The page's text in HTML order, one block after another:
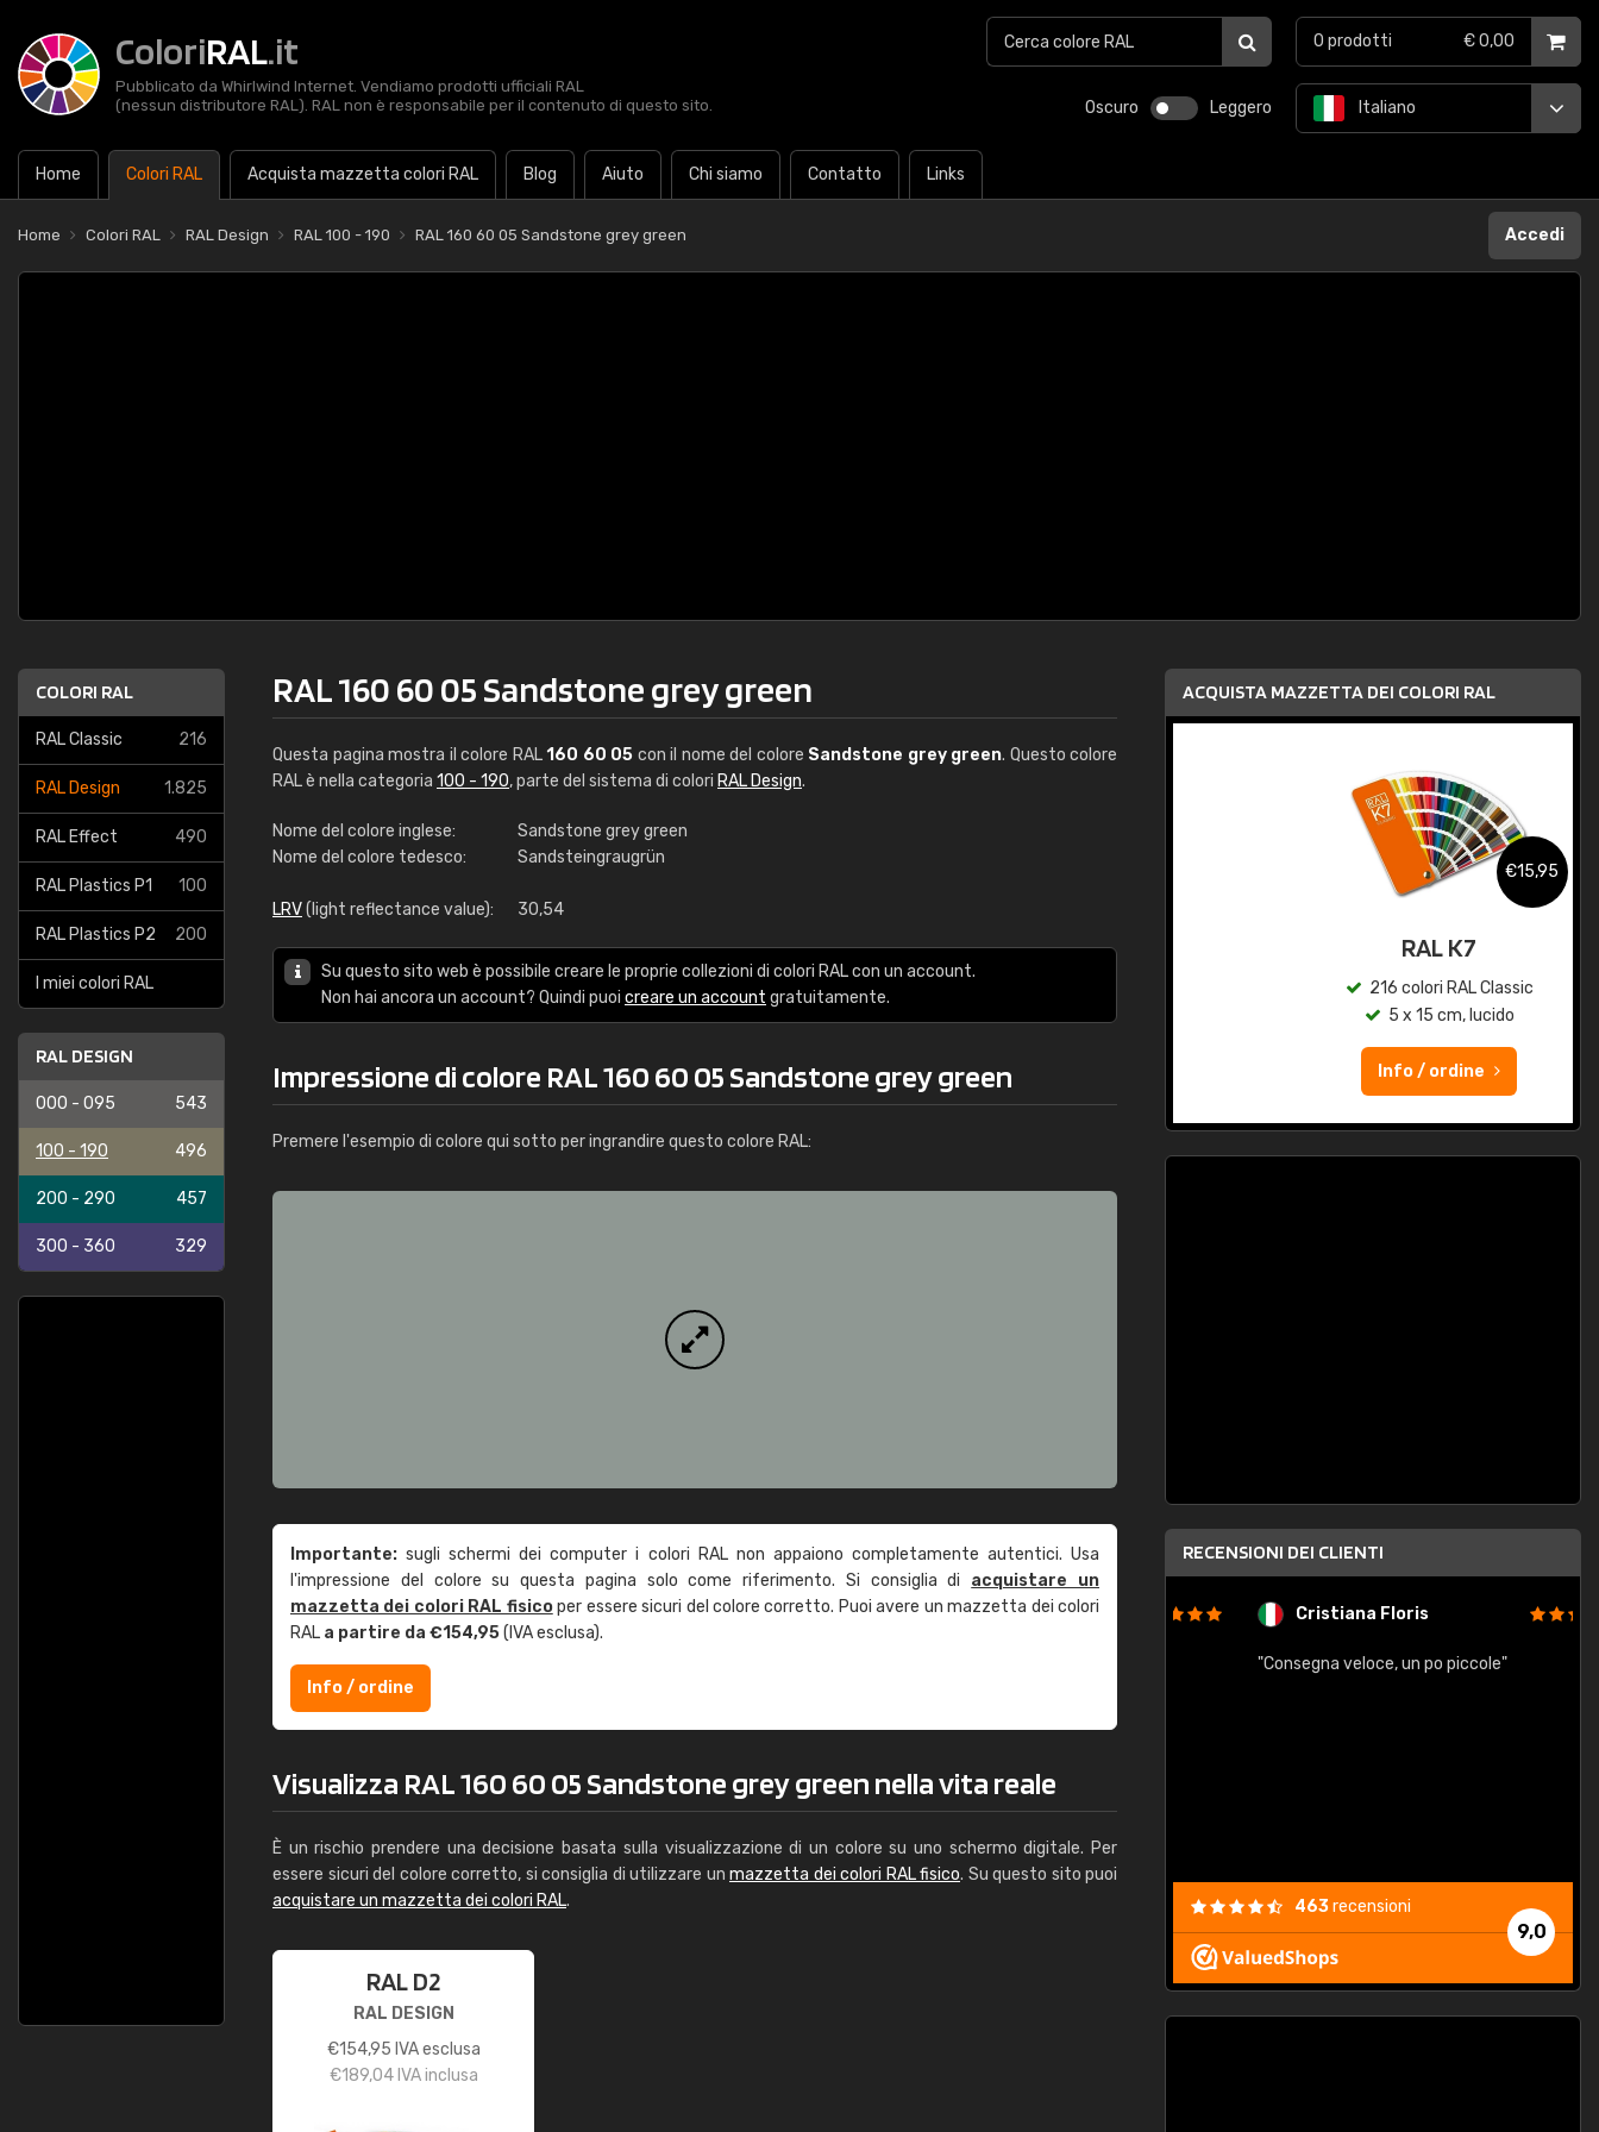
ColoriRAL.it
Pubblicato da Whirlwind Internet. Vendiamo prodotti ufficiali RAL
(nessun distributore RAL). RAL non è responsabile per il contenuto di questo sito.
Oscuro Leggero
Home Colori RAL Acquista mazzetta colori RAL Blog Aiuto Chi siamo Contatto Links
Italiano
0 prodotti € 0,00
Home Colori RAL RAL Design RAL 100 - 190 RAL 160 60 05 Sandstone grey green Accedi
COLORI RAL
RAL Classic 216
RAL Design 1.825
RAL Effect 490
RAL Plastics P1 100
RAL Plastics P2 200
I miei colori RAL
RAL DESIGN
000 - 095 543
100 - 190 496
200 - 290 457
300 - 360 329
RAL 160 60 05 Sandstone grey green
Questa pagina mostra il colore RAL160 60 05 con il nome del colore Sandstone grey green. Questo colore
RAL è nella categoria 100 - 190, parte del sistema di colori RAL Design.
Nome del colore inglese:
Sandstone grey green
Nome del colore tedesco:
Sandsteingraugrün
LRV(light reflectance value): 30,54
Su questo sito web è possibile creare le proprie collezioni di colori RAL con un account.
Non hai ancora un account? Quindi puoi creare un account gratuitamente.
Impressione di colore RAL 160 60 05 Sandstone grey green
Premere l'esempio di colore qui sotto per ingrandire questo colore RAL:
Importante: sugli schermi dei computer i colori RAL non appaiono completamente autentici. Usa
l'impressione del colore su questa pagina solo come riferimento. Si consiglia di acquistare un
mazzetta dei colori RAL fisicoper essere sicuri del colore corretto. Puoi avere un mazzetta dei colori
RAL a partire da €154,95(IVA esclusa).
Info / ordine
Visualizza RAL 160 60 05 Sandstone grey green nella vita reale
È un rischio prendere una decisione basata sulla visualizzazione di un colore su uno schermo digitale. Per
essere sicuri del colore corretto, si consiglia di utilizzare un mazzetta dei colori RAL fisico. Su questo sito puoi
acquistare un mazzetta dei colori RAL.
RAL D2
RAL DESIGN
€154,95 IVA esclusa
€189,04IVA inclusa
ACQUISTA MAZZETTA DEI COLORI RAL
RAL K7 a base d'acqua
Info / ordine
€15,95
RAL K7
216 colori RAL Classic
5 x 15 cm, lucido
Info / ordine
RECENSIONI DEI CLIENTI
Caterina Maifredi Cristiana Floris
"Consegna veloce, un po piccole"
9,0
463recensioni